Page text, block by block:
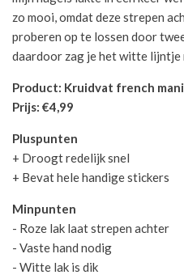
zo mooi, omdat deze strepen
proberen op te lossen door
daardoor zag je het witte lijntje
Product: Kruidvat french
Prijs: €4,99
Pluspunten
+ Droogt redelijk snel
+ Bevat hele handige stickers
Minpunten
- Roze lak laat strepen achter
- Vaste hand nodig
- Witte lak is dik